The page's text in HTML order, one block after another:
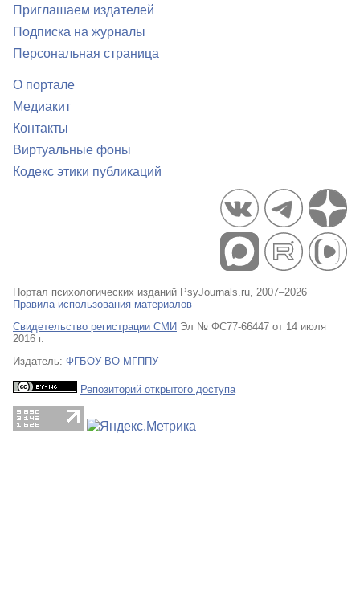
Приглашаем издателей
Подписка на журналы
Персональная страница
О портале
Медиакит
Контакты
Виртуальные фоны
Кодекс этики публикаций
Портал психологических изданий PsyJournals.ru, 2007–2026
Правила использования материалов
Свидетельство регистрации СМИ Эл № ФС77-66447 от 14 июля
2016 г.
Издатель: ФГБОУ ВО МГППУ
Репозиторий открытого доступа